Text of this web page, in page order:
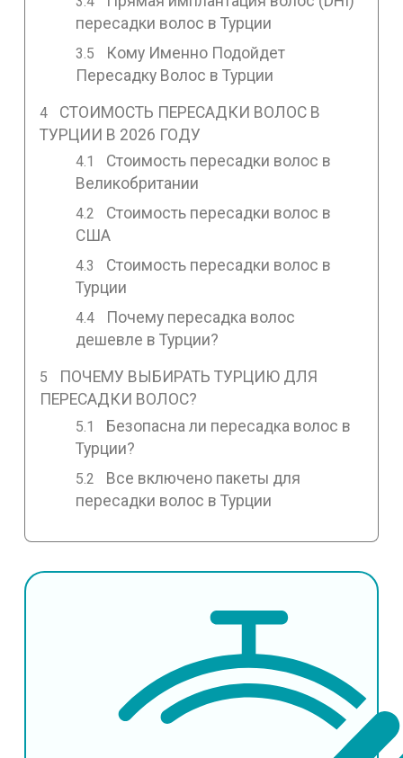
пересадки волос в Турции
Кому Именно Подойдет
Пересадку Волос в Турции
СТОИМОСТЬ ПЕРЕСАДКИ ВОЛОС В
ТУРЦИИ В 2026 ГОДУ
Стоимость пересадки волос в
Великобритании
Стоимость пересадки волос в
США
Стоимость пересадки волос в
Турции
Почему пересадка волос
дешевле в Турции?
ПОЧЕМУ ВЫБИРАТЬ ТУРЦИЮ ДЛЯ
ПЕРЕСАДКИ ВОЛОС?
Безопасна ли пересадка волос в
Турции?
Все включено пакеты для
пересадки волос в Турции